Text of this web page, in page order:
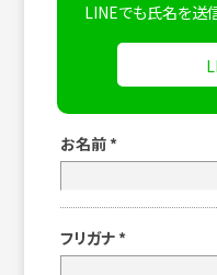
LINEでも氏名を送
お名前 *
フリガナ *